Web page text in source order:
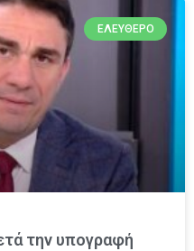
ΕΛΕΎΘΕΡΟ
την υπογραφή